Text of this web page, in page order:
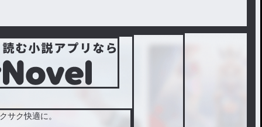
サク快適に。